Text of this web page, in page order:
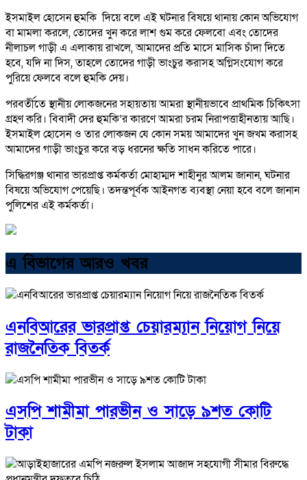
ইসমাইল হোসেন হুমকি দিয়ে বলে এই ঘটনার বিষয়ে থানায় কোন অভিযোগ
বা মামলা করলে, তোদের খুন করে লাশ গুম করে ফেলবো এবং তোদের
নীলাচল গাড়ী এ এলাকায় রাখলে, আমাদের প্রতি মাসে মাসিক চাঁদা দিতে
হবে, যদি না দিস, তাহলে তোদের গাড়ী ভাংচুর করাসহ অগ্নিসংযোগ করে
পুরিয়ে ফেলবে বলে হুমকি দেয়।
পরবর্তীতে স্থানীয় লোকজনের সহায়তায় আমরা স্থানীয়ভাবে প্রাথমিক চিকিৎসা
গ্রহণ করি। বিবাদী দের হুমকি’র কারণে আমরা চরম নিরাপত্তাহীনতায় আছি।
ইসমাইল হোসেন ও তার লোকজন যে কোন সময় আমাদের খুন জখম করাসহ
আমাদের গাড়ী ভাংচুর করে বড় ধরনের ক্ষতি সাধন করিতে পারে।
সিদ্ধিরগঞ্জ থানার ভারপ্রাপ্ত কর্মকর্তা মোহাম্মদ শাহীনুর আলম জানান, ঘটনার
বিষয়ে অভিযোগ পেয়েছি। তদন্তপূর্বক আইনগত ব্যবস্থা নেয়া হবে বলে জানান
পুলিশের এই কর্মকর্তা।
এ বিভাগের আরও খবর
এনবিআরের ভারপ্রাপ্ত চেয়ারম্যান নিয়োগ নিয়ে
রাজনৈতিক বিতর্ক
এসপি শামীমা পারভীন ও সাড়ে ৯শত কোটি
টাকা